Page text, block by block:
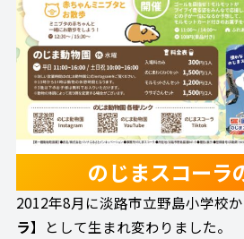
のじまスコーラ
2012年8月に淡路市立野島小学校
ラ】として生まれ変わりました。